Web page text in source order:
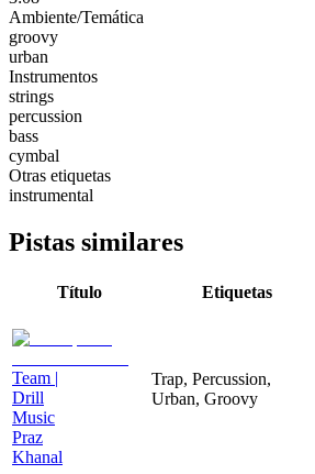
Ambiente/Temática
groovy
urban
Instrumentos
strings
percussion
bass
cymbal
Otras etiquetas
instrumental
Pistas similares
Título Etiquetas
Team |
Drill
Music
Praz
Khanal
Trap, Percussion,
Urban, Groovy